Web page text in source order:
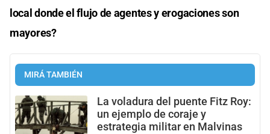
local donde el flujo de agentes y erogaciones son
mayores?
MIRÁ TAMBIÉN
La voladura del puente Fitz Roy:
un ejemplo de coraje y
estrategia militar en Malvinas